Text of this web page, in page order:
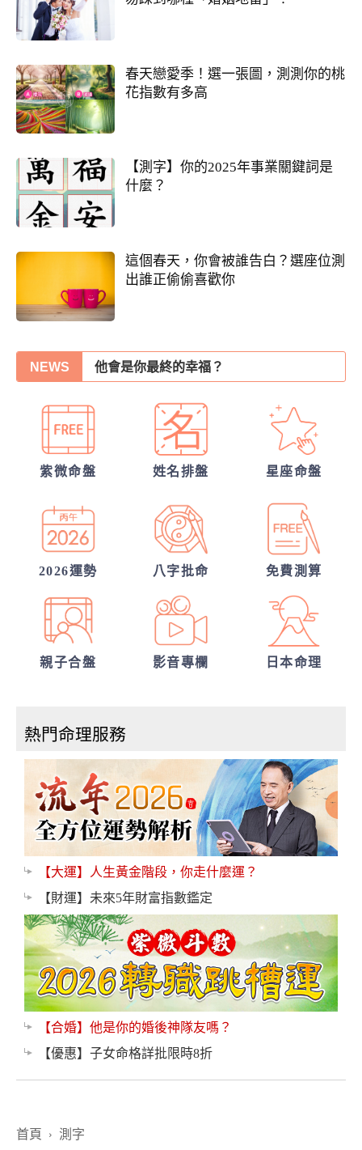
春天戀愛季！選一張圖，測測你的桃
花指數有多高
【測字】你的2025年事業關鍵詞是
什麼？
這個春天，你會被誰告白？選座位測
出誰正偷偷喜歡你
NEWS
你們的命盤合嗎？適合當夫妻？批婚配指數
30項情定一生占
另一半何時來敲門?
從姓名看你另一半的輪廓
誰會陪我步入紅毯?
我的人生命運20解
紫微命盤 姓名排盤 星座命盤
2026運勢 八字批命 免費測算
親子合盤 影音專欄 日本命理
熱門命理服務
【大運】人生黃金階段，你走什麼運？
【財運】未來5年財富指數鑑定
【合婚】他是你的婚後神隊友嗎？
【優惠】子女命格詳批限時8折